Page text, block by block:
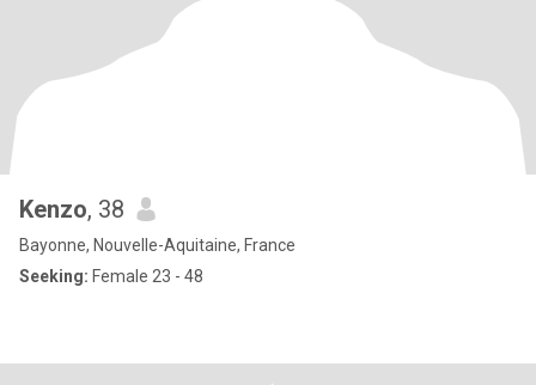
Kenzo, 38
Bayonne, Nouvelle-Aquitaine, France
Seeking: Female 23 - 48